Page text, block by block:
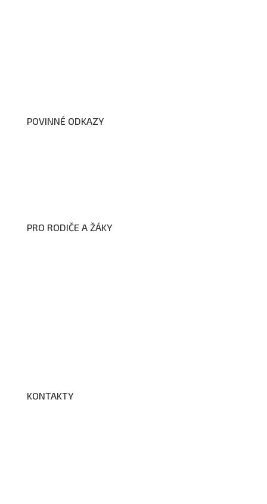
POVINNÉ ODKAZY
PRO RODIČE A ŽÁKY
KONTAKTY